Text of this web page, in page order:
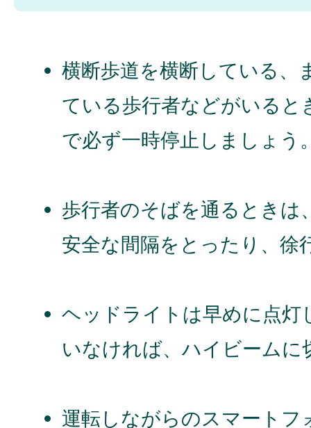
横断歩道を横断している、
ている歩行者などがいると
で必ず一時停止しましょう
歩行者のそばを通るときは
安全な間隔をとったり、徐
ヘッドライトは早めに点灯
いなければ、ハイビームに
運転しながらのスマートフ